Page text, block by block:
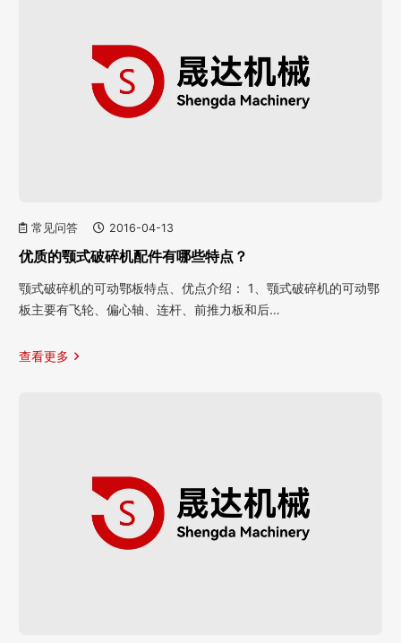
常见问答 2016-04-13
优质的颚式破碎机配件有哪些特点？
颚式破碎机的可动鄂板特点、优点介绍： 1、颚式破碎机的可动鄂
板主要有飞轮、偏心轴、连杆、前推力板和后…
查看更多